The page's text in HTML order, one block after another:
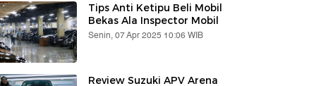
Tips Anti Ketipu Beli Mobil
Bekas Ala Inspector Mobil
Senin, 07 Apr 2025 10:06 WIB
Review Suzuki APV Arena